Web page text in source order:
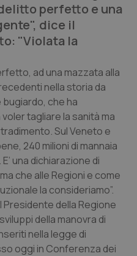
perfetto e una
dice il
"Violata la
ad una mazzata alla
nella storia da
che ha
tagliare la sanità ma
Sul Veneto e
240 milioni di mannaia
una dichiarazione di
che alle Regioni e come
la consideriamo”.
Presidente della Regione
della manovra di
nella legge di
oggi in Conferenza dei